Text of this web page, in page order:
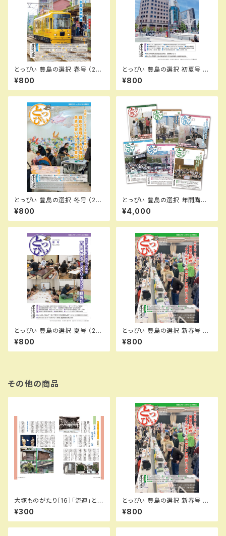
とっぴぃ 豊島の選択 春号 （20
26.5月 第144号）冊子
¥800
とっぴぃ 豊島の選択 初夏号 （2
026.7月 第145号）冊子
¥800
とっぴぃ 豊島の選択 冬号 （20
26.1月 第142号）冊子
¥800
とっぴぃ 豊島の選択 年間購読
お申込み（隔月刊 6号分）
¥4,000
とっぴぃ 豊島の選択 夏号 （20
25.9月 第140号）冊子
¥800
とっぴぃ 豊島の選択 新春号 （2
026.3月 第143号）冊子
¥800
その他の商品
大塚ものがたり［16］「流連」と書
いて何と読む？…の巻／城所信
英（とっぴぃ123号）
¥300
とっぴぃ 豊島の選択 新春号 （2
026.3月 第143号）冊子
¥800